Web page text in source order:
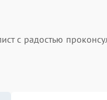
с радостью